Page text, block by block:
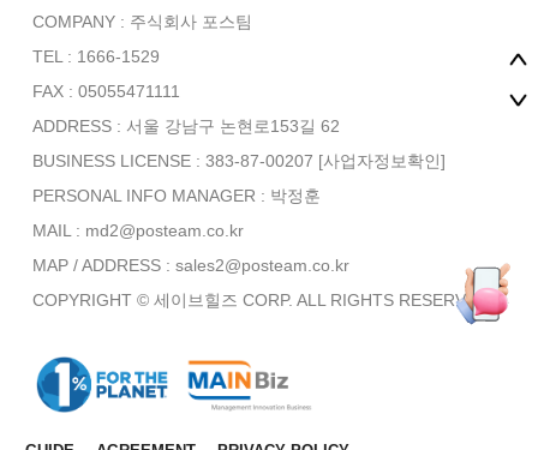
COMPANY : 주식회사 포스팀
TEL : 1666-1529
FAX : 05055471111
ADDRESS : 서울 강남구 논현로153길 62
BUSINESS LICENSE : 383-87-00207 [사업자정보확인]
PERSONAL INFO MANAGER : 박정훈
MAIL : md2@posteam.co.kr
MAP / ADDRESS : sales2@posteam.co.kr
COPYRIGHT © 세이브힐즈 CORP. ALL RIGHTS RESERVED.